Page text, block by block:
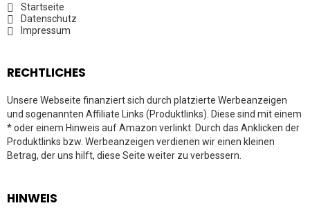
Startseite
Datenschutz
Impressum
RECHTLICHES
Unsere Webseite finanziert sich durch platzierte Werbeanzeigen
und sogenannten Affiliate Links (Produktlinks). Diese sind mit einem
* oder einem Hinweis auf Amazon verlinkt. Durch das Anklicken der
Produktlinks bzw. Werbeanzeigen verdienen wir einen kleinen
Betrag, der uns hilft, diese Seite weiter zu verbessern.
HINWEIS